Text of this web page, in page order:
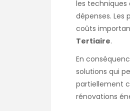
les
dépenses.
coûts
Tertiaire.
En
solutions qui
partiellement
rénovations